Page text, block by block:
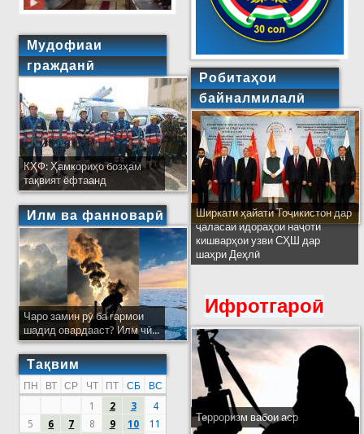
Мудофиаи
гражданӣ
КҲФ: Ҳамкориҳо бозҳам
тақвият ёфтаанд
Илм ва фанноварӣ
Чаро замин рӯ ба гармои
шадид овардааст? Илм чӣ...
Тақвим
ПН ВТ СР ЧТ ПТ СБ
ВС
1
2 3
4
5
6 7 8 9 10
11
Робитаҳои
байналмилалӣ
Ширкати ҳайати Тоҷикистон дар
ҷаласаи идораҳои наҷоти
кишварҳои узви СҲШ дар
шаҳри Деҳлӣ
Ифротгароӣ
Терроризм вабои аср